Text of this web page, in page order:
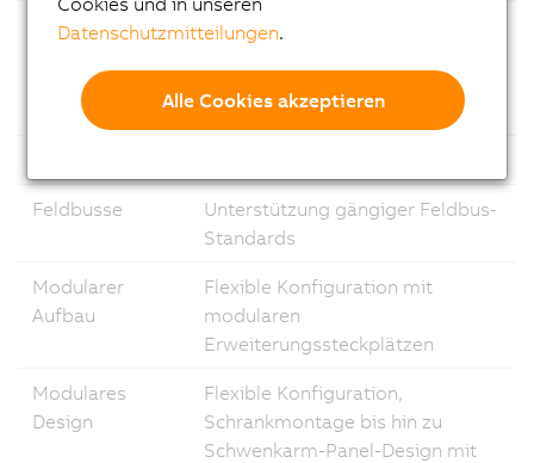
Ethernet
1x Gigabit Ethernet und 1x 2,5
Kommunikation
Feldbusse
Unterstützung gängiger Feldbus-
Standards
Modularer
Aufbau
Flexible Konfiguration mit
modularen
Erweiterungssteckplätzen
Modulares
Design
Flexible Konfiguration,
Schrankmontage bis hin zu
Schwenkarm-Panel-Design mit
Datenschutzmitteilungen.
Alle Cookies akzeptieren